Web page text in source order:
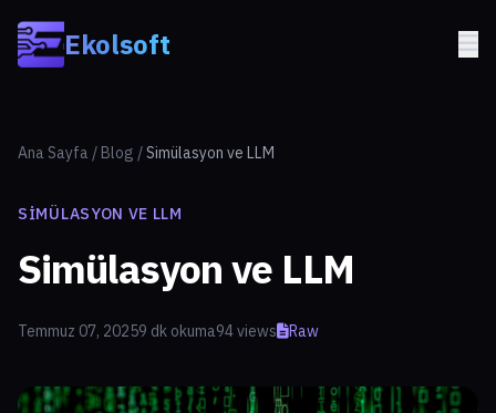
Ekolsoft
Ana Sayfa / Blog /Simülasyon ve LLM
SIMÜLASYON VE LLM
Simülasyon ve LLM
Temmuz 07, 20259 dk okuma94 views Raw